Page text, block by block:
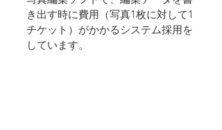
き出す時に費用（写真1枚に対して1
チケット）がかかるシステム採用を
しています。